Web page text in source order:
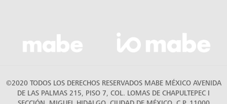
©2020 TODOS LOS DERECHOS RESERVADOS MABE MÉXICO AVENIDA
DE LAS PALMAS 215, PISO 7, COL. LOMAS DE CHAPULTEPEC I